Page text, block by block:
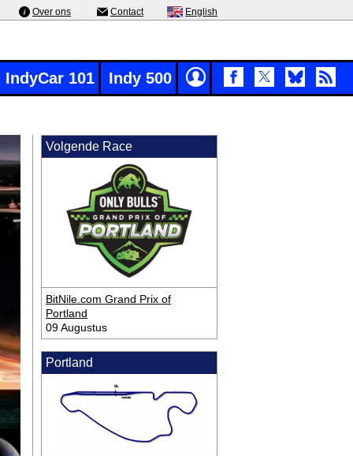
Over ons Contact English
IndyCar 101 Indy 500
Volgende Race
BitNile.com Grand Prix of
Portland
09 Augustus
Portland